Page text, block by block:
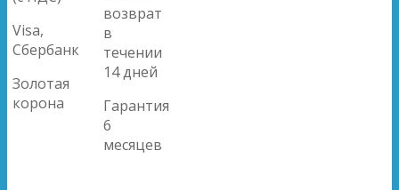
Visa,
Сбербанк
Золотая
корона
возврат
в
течении
14 дней
Гарантия
6
месяцев